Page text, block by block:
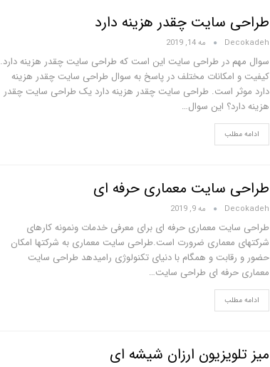
طراحی سایت چقدر هزینه دارد
Decokadeh مه 14, 2019
سوال مهم در طراحی سایت این است که طراحی سایت چقدر هزینه دارد.
کیفیت و امکانات مختلف در پاسخ به سوال طراحی سایت چقدر هزینه
دارد موثر است. طراحی سایت چقدر هزینه دارد یک طراحی سایت چقدر
هزینه دارد؟ این سوال…
ادامه مطلب
طراحی سایت معماری حرفه ای
Decokadeh مه 9, 2019
طراحی سایت معماری حرفه ای برای معرفی خدمات ونمونه کارهای
شرکتهای معماری ضرورت است.طراحی سایت معماری به شرکتها امکان
حضور و رقابت و همگام با دنیای تکنولوژی رامیدهد طراحی سایت
معماری حرفه ای طراحی سایت…
ادامه مطلب
میز تلویزیون ارزان شیشه ای